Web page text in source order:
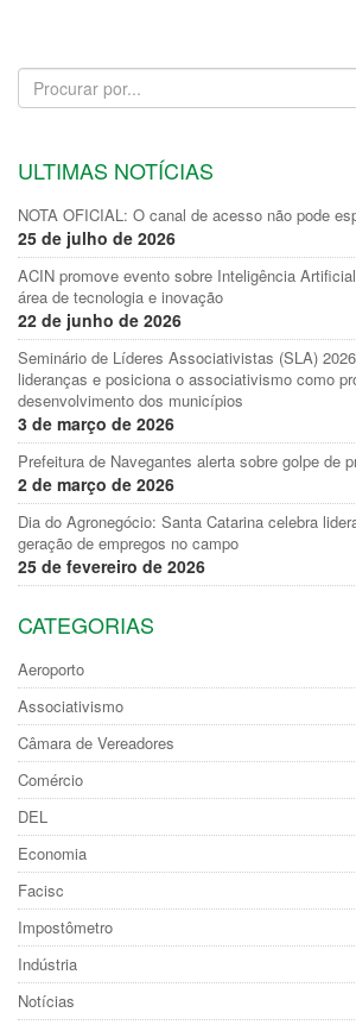
ULTIMAS NOTÍCIAS
NOTA OFICIAL: O canal de acesso não pode
25 de julho de 2026
ACIN promove evento sobre Inteligência
área de tecnologia e inovação
22 de junho de 2026
Seminário de Líderes Associativistas (SLA)
lideranças e posiciona o associativismo como
desenvolvimento dos municípios
3 de março de 2026
Prefeitura de Navegantes alerta sobre golpe de
2 de março de 2026
Dia do Agronegócio: Santa Catarina celebra
geração de empregos no campo
25 de fevereiro de 2026
CATEGORIAS
Aeroporto
Associativismo
Câmara de Vereadores
Comércio
DEL
Economia
Facisc
Impostômetro
Indústria
Notícias